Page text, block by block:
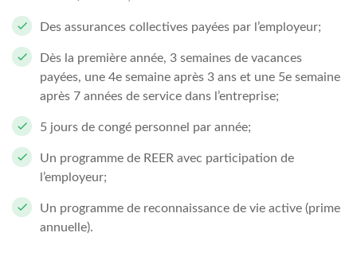
Des assurances collectives payées par l’employeur;
Dès la première année, 3 semaines de vacances
payées, une 4e semaine après 3 ans et une 5e semaine
après 7 années de service dans l’entreprise;
5 jours de congé personnel par année;
Un programme de REER avec participation de
l’employeur;
Un programme de reconnaissance de vie active (prime
annuelle).